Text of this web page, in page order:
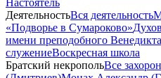
Настоятель
ДеятельностьВся деятельность
«Подворье в Сумароково»
имени преподобного
служениеВоскресная школа
Братский некропольВсе